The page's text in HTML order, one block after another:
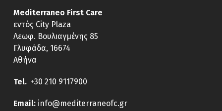
Mediterraneo First Care
εντός City Plaza
Λεωφ. Βουλιαγμένης 85
Γλυφάδα, 16674
Αθήνα
Tel. +30 210 9117900
Email: info@mediterraneofc.gr